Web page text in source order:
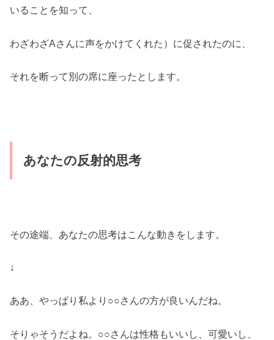
いることを知って、
わざわざAさんに声をかけてくれた）に促されたのに、
それを断って別の席に座ったとします。
あなたの反射的思考
その途端、あなたの思考はこんな動きをします。
↓
ああ、やっぱり私より○○さんの方が良いんだね。
そりゃそうだよね。○○さんは性格もいいし、可愛いし、